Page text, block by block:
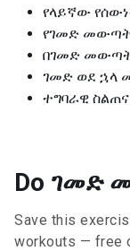
የላይኛው
የገመድ መውጣት
በገመድ መውጣት
ገመድ ወደ ኋላ
ተግባራዊ
Do ገመድ
Save this
workouts — free